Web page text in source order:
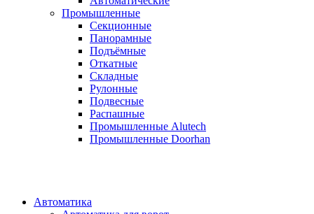
Промышленные
Секционные
Панорамные
Подъёмные
Откатные
Складные
Рулонные
Подвесные
Распашные
Промышленные Alutech
Промышленные Doorhan
Автоматика